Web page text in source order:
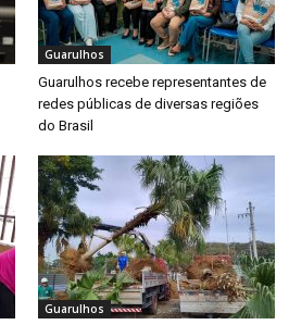
Guarulhos
Guarulhos recebe representantes de
redes públicas de diversas regiões
do Brasil
Guarulhos